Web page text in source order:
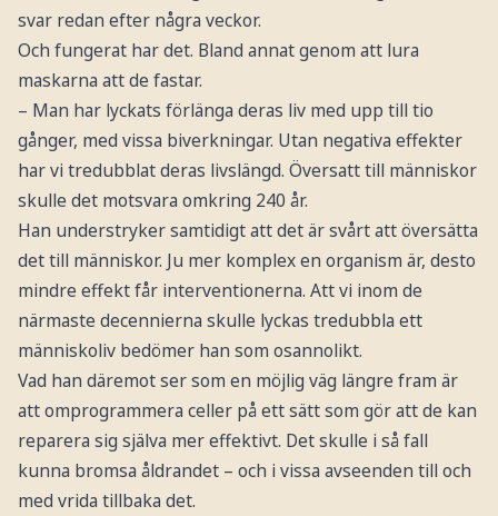
svar redan efter några veckor.
Och fungerat har det. Bland annat genom att lura
maskarna att de fastar.
– Man har lyckats förlänga deras liv med upp till tio
gånger, med vissa biverkningar. Utan negativa effekter
har vi tredubblat deras livslängd. Översatt till människor
skulle det motsvara omkring 240 år.
Han understryker samtidigt att det är svårt att översätta
det till människor. Ju mer komplex en organism är, desto
mindre effekt får interventionerna. Att vi inom de
närmaste decennierna skulle lyckas tredubbla ett
människoliv bedömer han som osannolikt.
Vad han däremot ser som en möjlig väg längre fram är
att omprogrammera celler på ett sätt som gör att de kan
reparera sig själva mer effektivt. Det skulle i så fall
kunna bromsa åldrandet – och i vissa avseenden till och
med vrida tillbaka det.